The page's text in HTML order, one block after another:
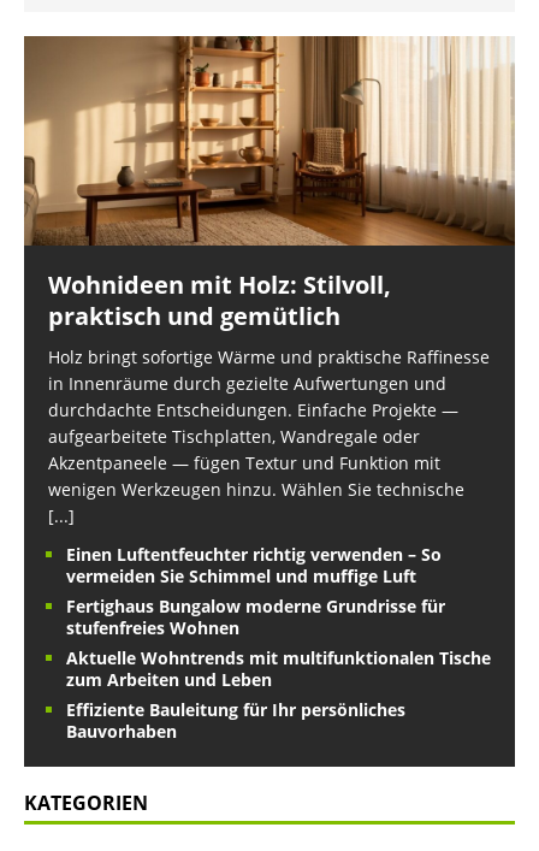
Wohnideen mit Holz: Stilvoll,
praktisch und gemütlich
Holz bringt sofortige Wärme und praktische Raffinesse
in Innenräume durch gezielte Aufwertungen und
durchdachte Entscheidungen. Einfache Projekte —
aufgearbeitete Tischplatten, Wandregale oder
Akzentpaneele — fügen Textur und Funktion mit
wenigen Werkzeugen hinzu. Wählen Sie technische
[...]
Einen Luftentfeuchter richtig verwenden – So
vermeiden Sie Schimmel und muffige Luft
Fertighaus Bungalow moderne Grundrisse für
stufenfreies Wohnen
Aktuelle Wohntrends mit multifunktionalen Tische
zum Arbeiten und Leben
Effiziente Bauleitung für Ihr persönliches
Bauvorhaben
KATEGORIEN